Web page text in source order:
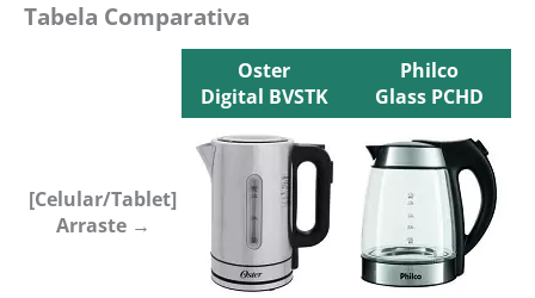
Tabela Comparativa
Oster
Digital BVSTK
Philco
Glass PCHD
Oster
Digital BVSTK
Glass PCHD
[Celular/Tablet]
Arraste →